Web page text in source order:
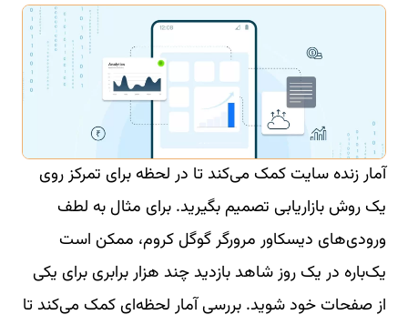
آمار زنده سایت کمک می‌کند تا در لحظه برای تمرکز روی
یک روش بازاریابی تصمیم بگیرید. برای مثال به لطف
ورودی‌های دیسکاور مرورگر گوگل کروم، ممکن است
یک‌باره در یک روز شاهد بازدید چند هزار برابری برای یکی
از صفحات خود شوید. بررسی آمار لحظه‌ای کمک می‌کند تا